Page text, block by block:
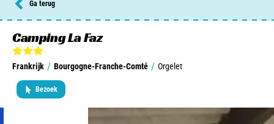
Nederland
Begië
Luxemburg
Ga terug
Camping La Faz
Frankrijk / Bourgogne-Franche-Comté / Orgelet
Bezoek